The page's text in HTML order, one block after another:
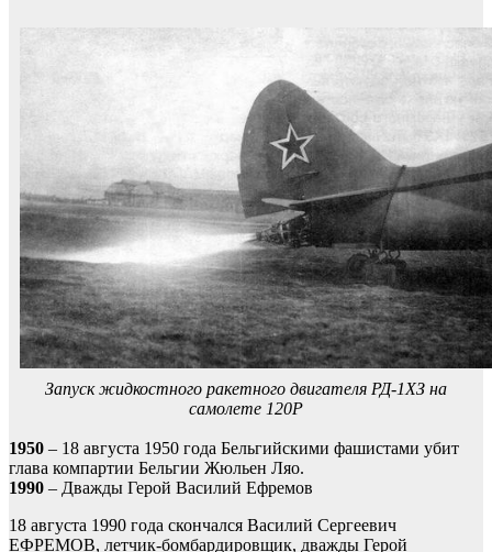
Запуск жидкостного ракетного двигателя РД-1ХЗ на
самолете 120Р
1950 – 18 августа 1950 года Бельгийскими фашистами убит
глава компартии Бельгии Жюльен Ляо.
1990 – Дважды Герой Василий Ефремов
18 августа 1990 года скончался Василий Сергеевич
ЕФРЕМОВ, летчик-бомбардировщик, дважды Герой